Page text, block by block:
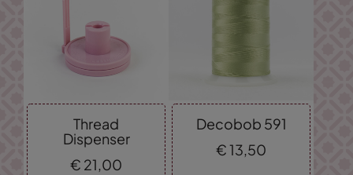
Thread
Dispenser
€ 21,00
Decobob 591
€13,50